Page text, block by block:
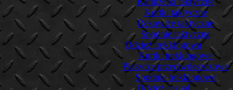
Kurtki taktyczne
Rękawice taktyczne
Spodnie taktyczne
Odzież trekkingowa
Kurtki trekkingowe
Płaszcze przeciwdeszczowe
Spodnie trekkingowe